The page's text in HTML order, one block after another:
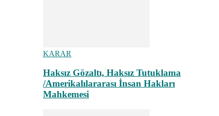
KARAR
Haksız Gözaltı, Haksız Tutuklama
/Amerikalılararası İnsan Hakları
Mahkemesi